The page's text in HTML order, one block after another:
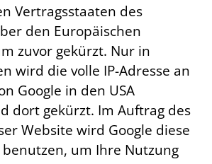
Vertragsstaaten des
den Europäischen
zuvor gekürzt. Nur in
wird die volle IP-Adresse an
Google in den USA
dort gekürzt. Im Auftrag des
Website wird Google diese
um Ihre Nutzung